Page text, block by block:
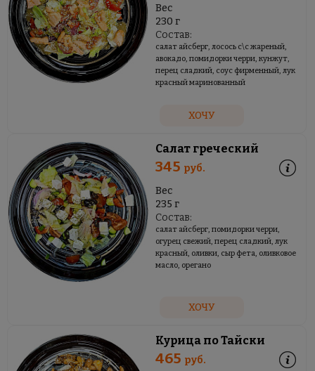
Вес
230 г
Состав:
салат айсберг, лосось с\с жареный,
авокадо, помидорки черри, кунжут,
перец сладкий, соус фирменный, лук
красный маринованный
ХОЧУ
Салат греческий
345 руб.
Вес
235 г
Состав:
салат айсберг, помидорки черри,
огурец свежий, перец сладкий, лук
красный, оливки, сыр фета, оливковое
масло, орегано
ХОЧУ
Курица по Тайски
465 руб.